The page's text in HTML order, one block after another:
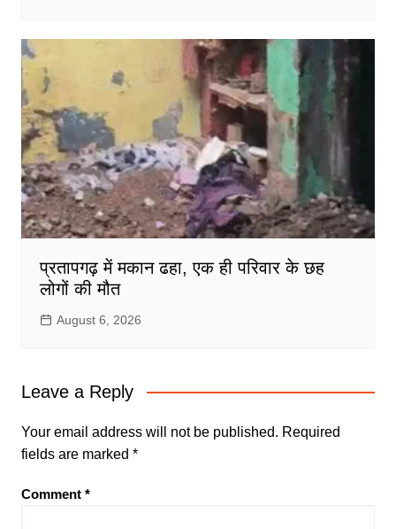
प्रतापगढ़ में मकान ढहा, एक ही परिवार के छह
लोगों की मौत
August 6, 2026
Leave a Reply
Your email address will not be published. Required
fields are marked *
Comment *